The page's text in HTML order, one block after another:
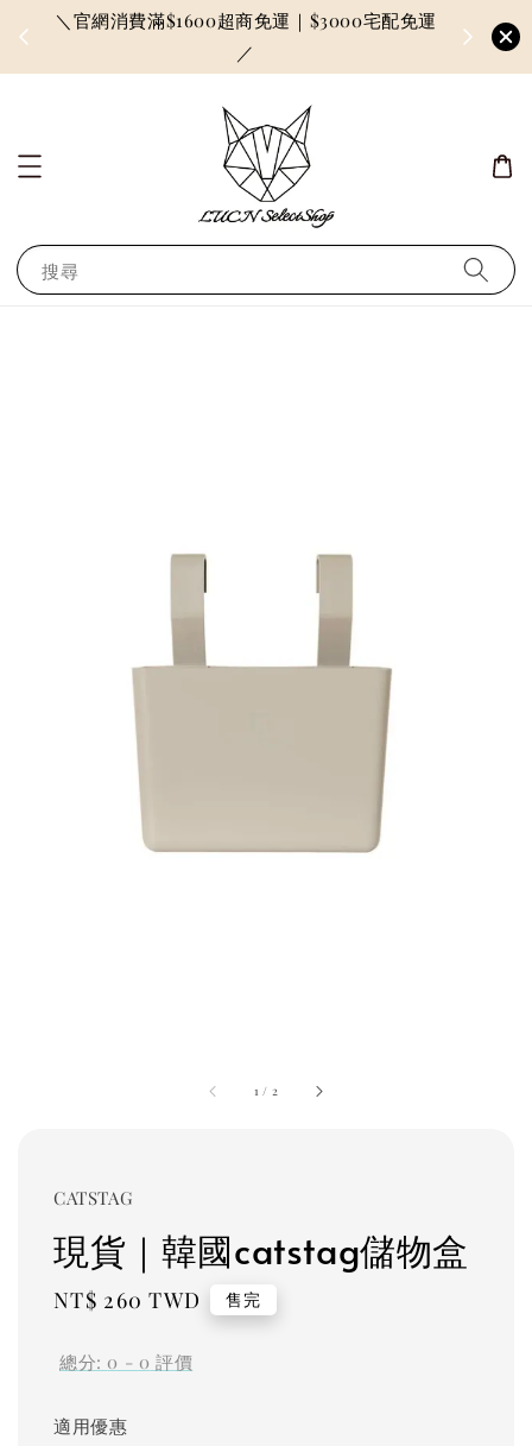
＼官網消費滿$1600超商免運｜$3000宅配免運
／
因訂單
搜尋
1 / 2
CATSTAG
現貨｜韓國catstag儲物盒
Regular
NT$ 260 TWD 售完
總分: 0 - 0 評價
適用優惠